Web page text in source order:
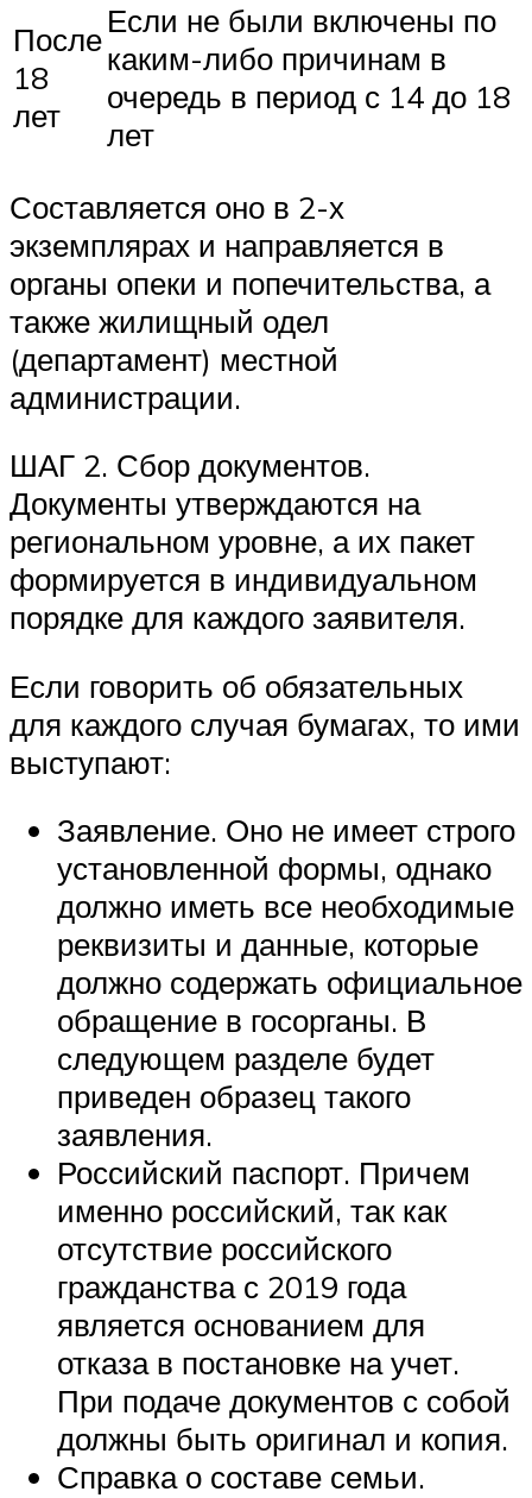
После
18
лет
Если не были включены по
каким-либо причинам в
очередь в период с 14 до 18
лет
Составляется оно в 2-х
экземплярах и направляется в
органы опеки и попечительства, а
также жилищный одел
(департамент) местной
администрации.
ШАГ 2. Сбор документов.
Документы утверждаются на
региональном уровне, а их пакет
формируется в индивидуальном
порядке для каждого заявителя.
Если говорить об обязательных
для каждого случая бумагах, то ими
выступают:
Заявление. Оно не имеет строго
установленной формы, однако
должно иметь все необходимые
реквизиты и данные, которые
должно содержать официальное
обращение в госорганы. В
следующем разделе будет
приведен образец такого
заявления.
Российский паспорт. Причем
именно российский, так как
отсутствие российского
гражданства с 2019 года
является основанием для
отказа в постановке на учет.
При подаче документов с собой
должны быть оригинал и копия.
Справка о составе семьи.